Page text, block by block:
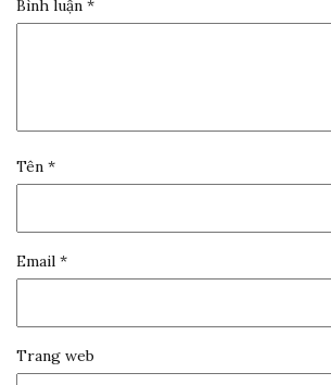
Bình luận *
Tên *
Email *
Trang web